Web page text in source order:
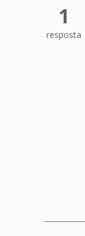
1
resposta